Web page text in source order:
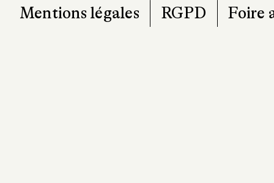
Mentions légales RGPD Foire